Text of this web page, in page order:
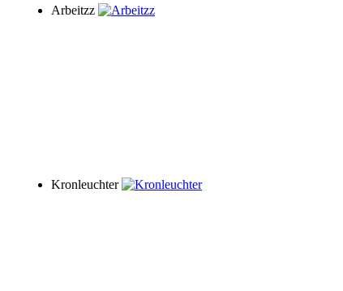
Arbeitzz
Kronleuchter